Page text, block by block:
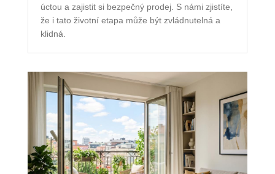
úctou a zajistit si bezpečný prodej. S námi zjistíte,
že i tato životní etapa může být zvládnutelná a
klidná.